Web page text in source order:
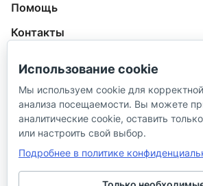
Помощь
Контакты
г. Краснодар (Центр),
ул. Чкалова, 167
Использование cookie
Мы используем cookie для
анализа посещаемости. Вы можете
аналитические cookie, оставить
или настроить свой выбор.
Подробнее в политике